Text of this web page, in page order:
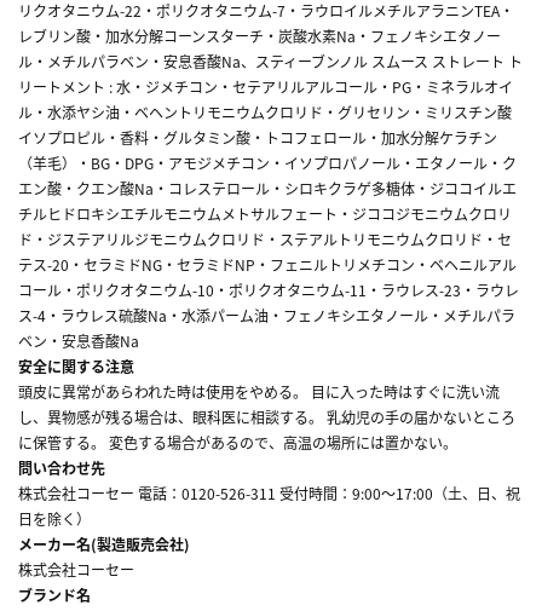
リクオタニウム-22・ポリクオタニウム-7・ラウロイルメチルアラニンTEA・
レブリン酸・加水分解コーンスターチ・炭酸水素Na・フェノキシエタノー
ル・メチルパラベン・安息香酸Na、スティーブンノル スムース ストレート ト
リートメント : 水・ジメチコン・セテアリルアルコール・PG・ミネラルオイ
ル・水添ヤシ油・ベヘントリモニウムクロリド・グリセリン・ミリスチン酸
イソプロピル・香料・グルタミン酸・トコフェロール・加水分解ケラチン
（羊毛）・BG・DPG・アモジメチコン・イソプロパノール・エタノール・ク
エン酸・クエン酸Na・コレステロール・シロキクラゲ多糖体・ジココイルエ
チルヒドロキシエチルモニウムメトサルフェート・ジココジモニウムクロリ
ド・ジステアリルジモニウムクロリド・ステアルトリモニウムクロリド・セ
テス-20・セラミドNG・セラミドNP・フェニルトリメチコン・ベヘニルアル
コール・ポリクオタニウム-10・ポリクオタニウム-11・ラウレス-23・ラウレ
ス-4・ラウレス硫酸Na・水添パーム油・フェノキシエタノール・メチルパラ
ベン・安息香酸Na
安全に関する注意
頭皮に異常があらわれた時は使用をやめる。 目に入った時はすぐに洗い流
し、異物感が残る場合は、眼科医に相談する。 乳幼児の手の届かないところ
に保管する。 変色する場合があるので、高温の場所には置かない。
問い合わせ先
株式会社コーセー 電話：0120-526-311 受付時間：9:00～17:00（土、日、祝
日を除く）
メーカー名(製造販売会社)
株式会社コーセー
ブランド名